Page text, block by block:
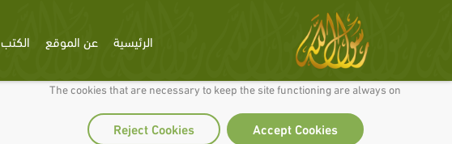
We use cookies to make our site work well for you and so we can continually improve it.
The cookies that are necessary to keep the site functioning are always on
Accept Cookies
Reject Cookies
الرئيسية عن الموقع الكتب